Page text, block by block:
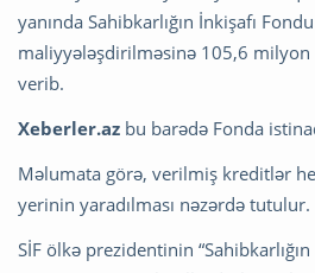
yanında Sahibkarlığın İnkişafı
maliyyələşdirilməsinə 105,6
verib.
Xeberler.az bu barədə Fonda
Məlumata görə, verilmiş kreditlər
yerinin yaradılması nəzərdə tutulur.
SİF ölkə prezidentinin